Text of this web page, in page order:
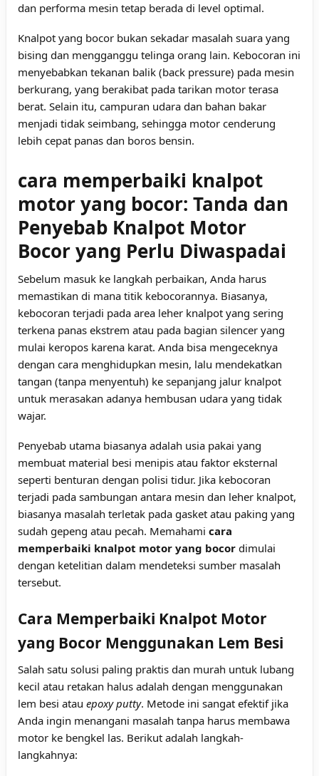
dan performa mesin tetap berada di level optimal.
Knalpot yang bocor bukan sekadar masalah suara yang
bising dan mengganggu telinga orang lain. Kebocoran ini
menyebabkan tekanan balik (back pressure) pada mesin
berkurang, yang berakibat pada tarikan motor terasa
berat. Selain itu, campuran udara dan bahan bakar
menjadi tidak seimbang, sehingga motor cenderung
lebih cepat panas dan boros bensin.
cara memperbaiki knalpot
motor yang bocor: Tanda dan
Penyebab Knalpot Motor
Bocor yang Perlu Diwaspadai
Sebelum masuk ke langkah perbaikan, Anda harus
memastikan di mana titik kebocorannya. Biasanya,
kebocoran terjadi pada area leher knalpot yang sering
terkena panas ekstrem atau pada bagian silencer yang
mulai keropos karena karat. Anda bisa mengeceknya
dengan cara menghidupkan mesin, lalu mendekatkan
tangan (tanpa menyentuh) ke sepanjang jalur knalpot
untuk merasakan adanya hembusan udara yang tidak
wajar.
Penyebab utama biasanya adalah usia pakai yang
membuat material besi menipis atau faktor eksternal
seperti benturan dengan polisi tidur. Jika kebocoran
terjadi pada sambungan antara mesin dan leher knalpot,
biasanya masalah terletak pada gasket atau paking yang
sudah gepeng atau pecah. Memahami cara
memperbaiki knalpot motor yang bocor dimulai
dengan ketelitian dalam mendeteksi sumber masalah
tersebut.
Cara Memperbaiki Knalpot Motor
yang Bocor Menggunakan Lem Besi
Salah satu solusi paling praktis dan murah untuk lubang
kecil atau retakan halus adalah dengan menggunakan
lem besi atau epoxy putty. Metode ini sangat efektif jika
Anda ingin menangani masalah tanpa harus membawa
motor ke bengkel las. Berikut adalah langkah-
langkahnya: